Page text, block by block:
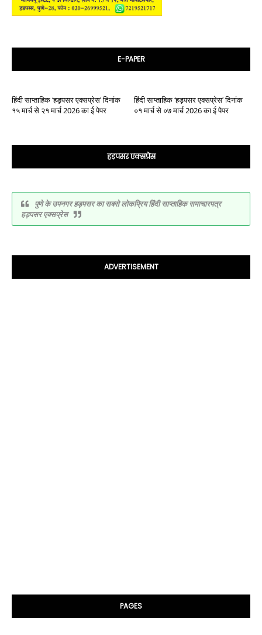
E-PAPER
हिंदी साप्ताहिक ‘हड़पसर एक्सप्रेस’ दिनांक
१५ मार्च से २१ मार्च 2026 का ई पेपर
हिंदी साप्ताहिक ‘हड़पसर एक्सप्रेस’ दिनांक
०१ मार्च से ०७ मार्च 2026 का ई पेपर
हड़पसर एक्सप्रेस
पुणे के उपनगर हड़पसर का सबसे लोकप्रिय हिंदी साप्ताहिक समाचारपत्र
हड़पसर एक्सप्रेस
ADVERTISEMENT
PAGES